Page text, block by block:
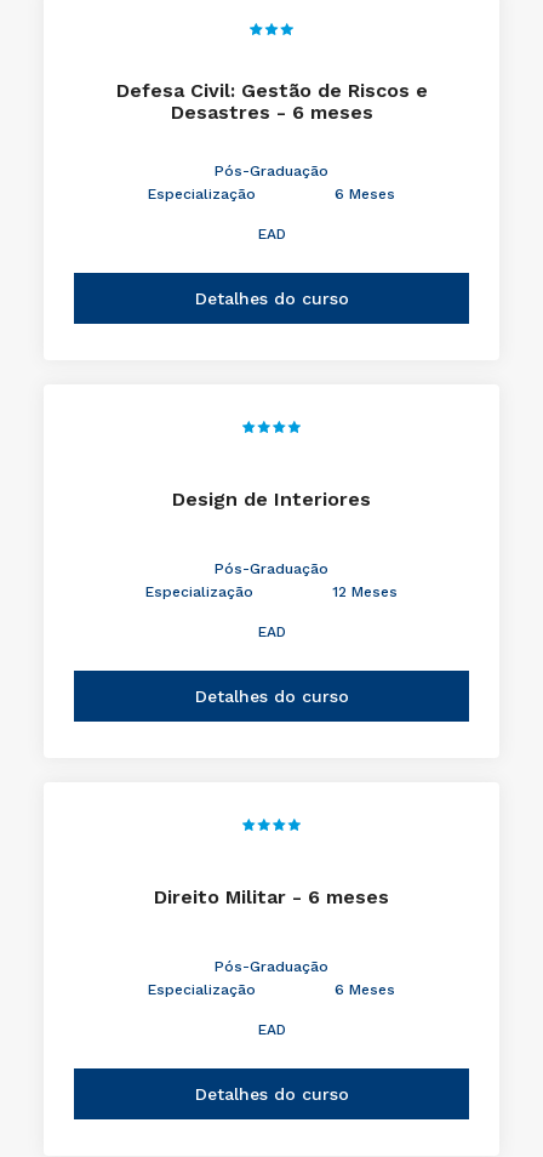
Defesa Civil: Gestão de Riscos e
Desastres - 6 meses
Pós-Graduação
Especialização
6 Meses
EAD
Detalhes do curso
Design de Interiores
Pós-Graduação
Especialização
12 Meses
EAD
Detalhes do curso
Direito Militar - 6 meses
Pós-Graduação
Especialização
6 Meses
EAD
Detalhes do curso